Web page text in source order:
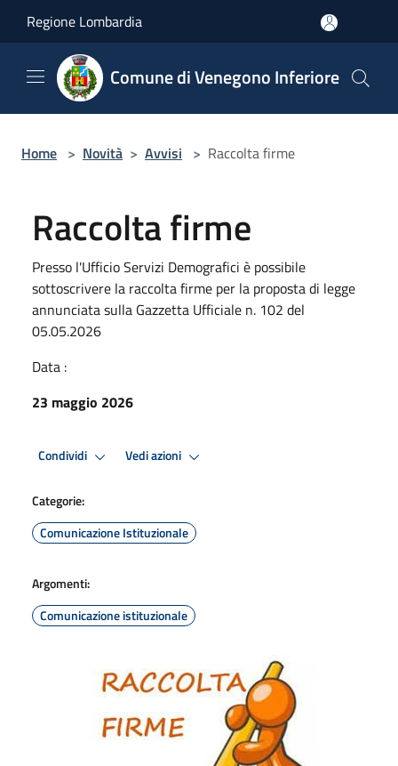
Regione Lombardia
Comune di Venegono Inferiore
Home > Novità > Avvisi > Raccolta firme
Raccolta firme
Presso l'Ufficio Servizi Demografici è possibile
sottoscrivere la raccolta firme per la proposta di legge
annunciata sulla Gazzetta Ufficiale n. 102 del
05.05.2026
Data :
23 maggio 2026
Condividi Vedi azioni
Categorie:
Comunicazione Istituzionale
Argomenti:
Comunicazione istituzionale